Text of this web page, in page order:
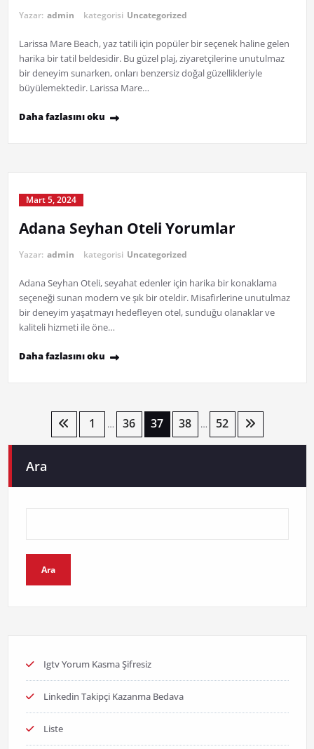
Yazar: admin kategorisi Uncategorized
Larissa Mare Beach, yaz tatili için popüler bir seçenek haline gelen
harika bir tatil beldesidir. Bu güzel plaj, ziyaretçilerine unutulmaz
bir deneyim sunarken, onları benzersiz doğal güzellikleriyle
büyülemektedir. Larissa Mare…
Daha fazlasını oku
Mart 5, 2024
Adana Seyhan Oteli Yorumlar
Yazar: admin kategorisi Uncategorized
Adana Seyhan Oteli, seyahat edenler için harika bir konaklama
seçeneği sunan modern ve şık bir oteldir. Misafirlerine unutulmaz
bir deneyim yaşatmayı hedefleyen otel, sunduğu olanaklar ve
kaliteli hizmeti ile öne…
Daha fazlasını oku
sayfalaması
1 … 36 37 38 … 52
Ara
Ara
Igtv Yorum Kasma Şifresiz
Linkedin Takipçi Kazanma Bedava
Liste